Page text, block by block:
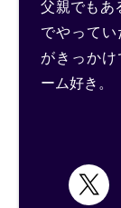
父親でもあ
でやってい
がきっか
ーム好き。